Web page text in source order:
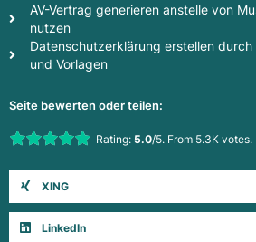
AV-Vertrag generieren anstelle von
nutzen
Datenschutzerklärung erstellen
und Vorlagen
Seite bewerten oder teilen:
Rate this item:Rating: 5.0/5. From 5.3K votes.
XING
LinkedIn